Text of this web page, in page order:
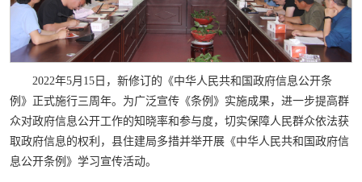
2022年5月15日，新修订的《中华人民共和国政府信息公开条
例》正式施行三周年。为广泛宣传《条例》实施成果，进一步提高群
众对政府信息公开工作的知晓率和参与度，切实保障人民群众依法获
取政府信息的权利，县住建局多措并举开展《中华人民共和国政府信
息公开条例》学习宣传活动。